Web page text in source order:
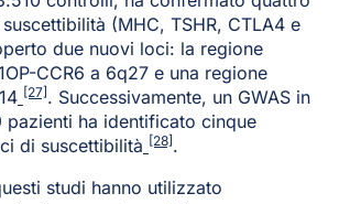
(MHC, TSHR, CTLA4 e
due nuovi loci: la regione
CCR6 a 6q27 e una regione
[27] . Successivamente, un GWAS in
ha identificato cinque
di suscettibilità [28] .
studi hanno utilizzato